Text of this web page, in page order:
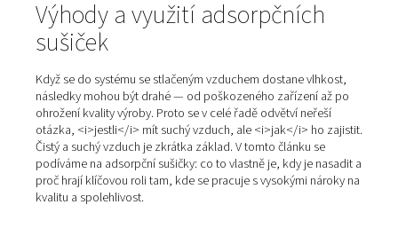
Snadná kontrola čistoty
Výroba dusíku přímo v místě použití přináší výrazné
oproti dodávkám v tlakových lahvích. Jednou z
předností je možnost přesně řídit a přizpůsobit čistotu
vyráběného dusíku podle konkrétních potřeb provozu.
od dusíku v lahvích, který má předem danou úroveň